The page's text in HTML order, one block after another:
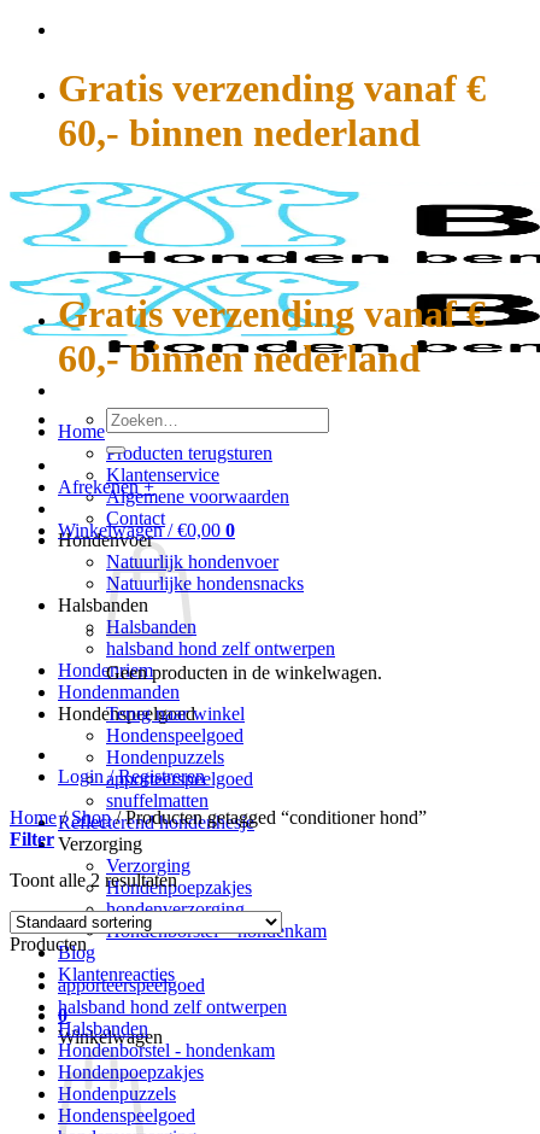
Gratis verzending vanaf €
60,- binnen nederland
Home
Producten terugsturen
Klantenservice
Algemene voorwaarden
Contact
Hondenvoer
Natuurlijk hondenvoer
Natuurlijke hondensnacks
Halsbanden
Halsbanden
halsband hond zelf ontwerpen
Hondenriem
Hondenmanden
Hondenspeelgoed
Hondenspeelgoed
Hondenpuzzels
apporteerspeelgoed
snuffelmatten
Reflecterend hondenhesje
Verzorging
Verzorging
Hondenpoepzakjes
hondenverzorging
Hondenborstel – hondenkam
Blog
Klantenreacties
0
Winkelwagen
Gratis verzending vanaf €
60,- binnen nederland
Zoeken
naar:
Afrekenen +
Winkelwagen /€0,00 0
Geen producten in de winkelwagen.
Terug naar winkel
Login / Registreren
Home / Shop /Producten getagged “conditioner hond”
Filter
Toont alle 2 resultaten
Producten
apporteerspeelgoed
halsband hond zelf ontwerpen
Halsbanden
Hondenborstel - hondenkam
Hondenpoepzakjes
Hondenpuzzels
Hondenspeelgoed